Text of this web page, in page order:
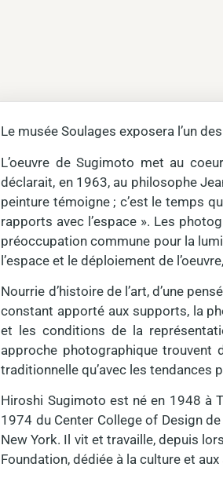
Le musée Soulages exposera l’un
L’oeuvre de Sugimoto met au
déclarait, en 1963, au philosophe
peinture témoigne ; c’est le temps
rapports avec l’espace ». Les
préoccupation commune pour la
l’espace et le déploiement de
Nourrie d’histoire de l’art, d’une
constant apporté aux supports, la
et les conditions de la
approche photographique trouvent
traditionnelle qu’avec les tendances
Hiroshi Sugimoto est né en 1948 à
1974 du Center College of Design
New York. Il vit et travaille, depuis
Foundation, dédiée à la culture et